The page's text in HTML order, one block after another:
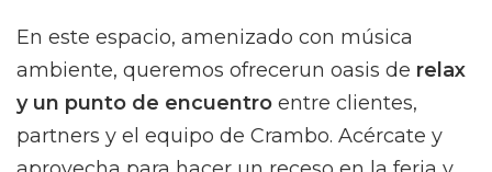
En este espacio, amenizado con música
ambiente, queremos ofrecerun oasis de relax
y un punto de encuentro entre clientes,
partners y el equipo de Crambo. Acércate y